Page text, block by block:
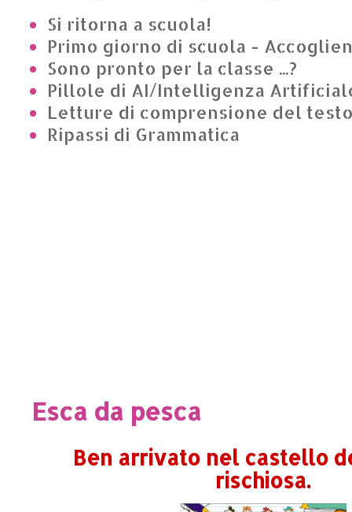
Si ritorna a scuola!
Primo giorno di scuola -
Sono pronto per la classe ...?
Pillole di AI/Intelligenza
Letture di comprensione del
Ripassi di Grammatica
Esca da pesca
Ben arrivato nel castello
rischiosa.